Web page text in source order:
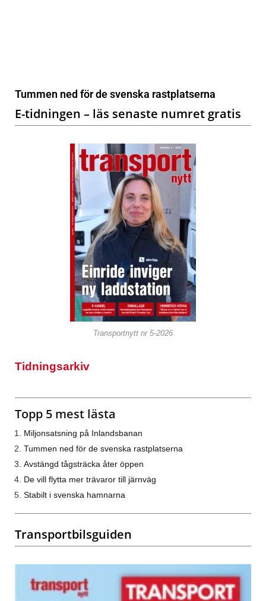
Tummen ned för de svenska rastplatserna
E-tidningen – läs senaste numret gratis
Transportnytt nr 5-2026
Tidningsarkiv
Topp 5 mest lästa
Miljonsatsning på Inlandsbanan
Tummen ned för de svenska rastplatserna
Avstängd tågsträcka åter öppen
De vill flytta mer trävaror till järnväg
Stabilt i svenska hamnarna
Transportbilsguiden